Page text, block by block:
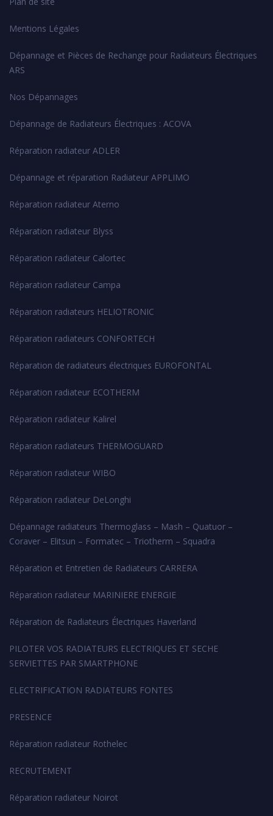
Mentions Légales
Dépannage et Pièces de Rechange pour Radiateurs Électriques
ARS
Nos Dépannages
Dépannage de Radiateurs Électriques : ACOVA
Réparation radiateur ADLER
Dépannage et réparation Radiateur APPLIMO
Réparation radiateur Aterno
Réparation radiateur Blyss
Réparation radiateur Calortec
Réparation radiateur Campa
Réparation radiateurs HELIOTRONIC
Réparation radiateurs CONFORTECH
Réparation de radiateurs électriques EUROFONTAL
Réparation radiateur ECOTHERM
Réparation radiateur Kalirel
Réparation radiateurs THERMOGUARD
Réparation radiateur WIBO
Réparation radiateur DeLonghi
Dépannage radiateurs Thermoglass – Mash – Quatuor –
Coraver – Elitsun – Formatec – Triotherm – Squadra
Réparation et Entretien de Radiateurs CARRERA
Réparation radiateur MARINIERE ENERGIE
Réparation de Radiateurs Électriques Haverland
PILOTER VOS RADIATEURS ELECTRIQUES ET SECHE
SERVIETTES PAR SMARTPHONE
ELECTRIFICATION RADIATEURS FONTES
PRESENCE
Réparation radiateur Rothelec
RECRUTEMENT
Réparation radiateur Noirot